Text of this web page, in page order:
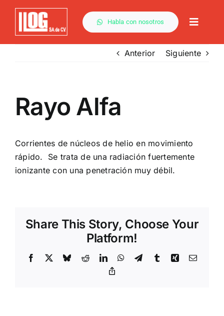
Saltar
contenido
Habla con nosotros
Toggle
Anterior Siguiente
Rayo Alfa
Corrientes de núcleos de helio en movimiento
rápido. Se trata de una radiación fuertemente
ionizante con una penetración muy débil.
Share This Story, Choose Your
Platform!
Facebook BlueskyRedditLinkedInWhatsApp
TelegramTumblrXing Correo